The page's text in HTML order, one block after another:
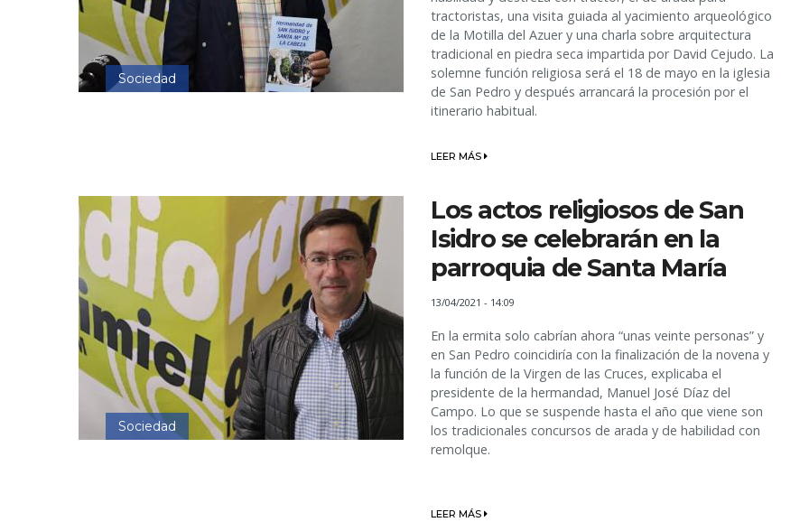
Sociedad
tractoristas, una visita guiada al yacimiento arqueológico
de la Motilla del Azuer y una charla sobre arquitectura
tradicional en piedra seca impartida por David Cejudo. La
solemne función religiosa será el 18 de mayo en la iglesia
de San Pedro y después arrancará la procesión por el
itinerario habitual.
LEER MÁS
Sociedad
Los actos religiosos de San
Isidro se celebrarán en la
parroquia de Santa María
13/04/2021 - 14:09
En la ermita solo cabrían ahora “unas veinte personas” y
en San Pedro coincidiría con la finalización de la novena y
la función de la Virgen de las Cruces, explicaba el
presidente de la hermandad, Manuel José Díaz del
Campo. Lo que se suspende hasta el año que viene son
los tradicionales concursos de arada y de habilidad con
remolque.
LEER MÁS